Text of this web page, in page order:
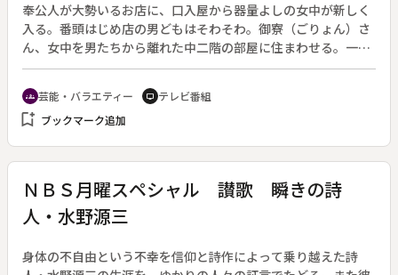
奉公人が大勢いるお店に、口入屋から器量よしの女中が新しく
入る。番頭はじめ店の男どもはそわそわ。御寮（ごりょん）さ
ん、女中を男たちから離れた中二階の部屋に住まわせる。一番
番頭、早速店を早仕舞いして奉公人を寝かせ、こっそり女中部
屋に忍びに行く。台所の膳棚に手をかけ上に登ろうとしたとた
ん、はずれた棚を担いでしまい、身動きできなくなってしま
う。
groups 芸能・バラエティー tv テレビ番組
bookmark_add ブックマーク追加
ＮＢＳ月曜スペシャル 讃歌 瞬きの詩
人・水野源三
身体の不自由という不幸を信仰と詩作によって乗り越えた詩